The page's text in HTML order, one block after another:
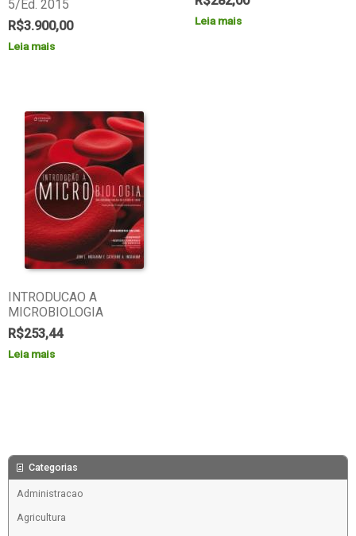
5/Ed. 2015
R$3.900,00
Leia mais
Leia mais
INTRODUCAO A
MICROBIOLOGIA
R$253,44
Leia mais
Categorias
Administracao
Agricultura